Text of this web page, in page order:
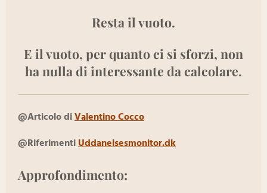
Resta il vuoto.
E il vuoto, per quanto ci si sforzi, non
ha nulla di interessante da calcolare.
@Articolo diValentino Cocco
@RiferimentiUddanelsesmonitor.dk
Approfondimento: